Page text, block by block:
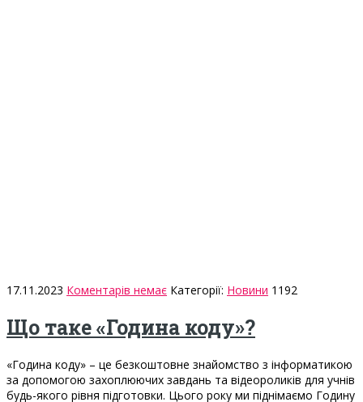
17.11.2023 Коментарів немає Категорії: Новини 1192
Що таке «Година коду»?
«Година коду» – це безкоштовне знайомство з інформатикою
за допомогою захоплюючих завдань та відеороликів для учнів
будь-якого рівня підготовки. Цього року ми піднімаємо Годину